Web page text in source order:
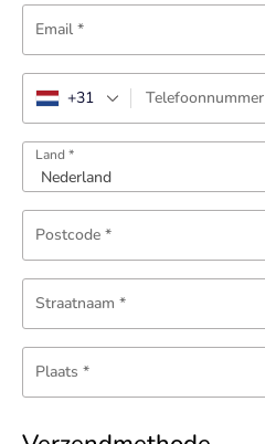
Email *
Telefoonnummer
+31
Land*
Postcode *
Straatnaam *
Plaats *